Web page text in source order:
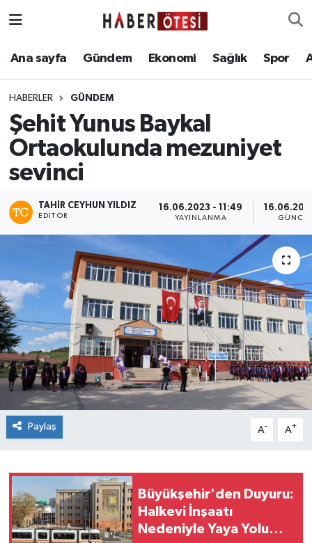
Ana sayfa Gündem Ekonomi Sağlık Spor
HABERLER GÜNDEM
Şehit Yunus Baykal
Ortaokulunda mezuniyet
sevinci
TAHIR CEYHUN YILDIZ
EDITÖR
16.06.2023 - 11:49
YAYINLANMA
Paylaş A- A+
Büyükşehir'den Duyuru:
Halkevi İnşaatı
Nedeniyle Yaya Yolu
Ana sayfa
Ekonomi
Sağlık
Teknoloji
Eskişehir Nöbetçi Eczaneler
Eskişehir Namaz Vakitleri
Eskişehir Trafik Yoğunluk Haritası
Son Dakika Haberleri
Haber Arşivi